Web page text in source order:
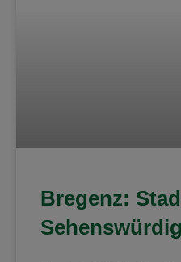
Bregenz: